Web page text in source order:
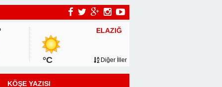
ELAZIĞ
°C Diğer İller
KÖŞE YAZISI